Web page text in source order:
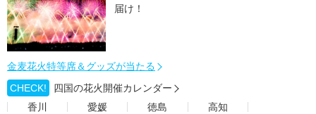
届け！
金麦花火特等席＆グッズが当たる
CHECK!
四国の花火開催カレンダー
香川
愛媛 徳島 高知